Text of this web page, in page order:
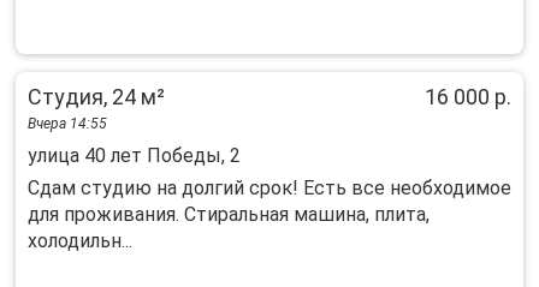
Студия, 24 м² 16 000 р.
Вчера 14:55
улица 40 лет Победы, 2
Сдам студию на долгий срок! Есть все необходимое
для проживания. Стиральная машина, плита,
холодильн...